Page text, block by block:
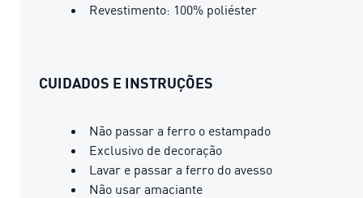
Revestimento: 100% poliéster
CUIDADOS E INSTRUÇÕES
Não passar a ferro o estampado
Exclusivo de decoração
Lavar e passar a ferro do avesso
Não usar amaciante